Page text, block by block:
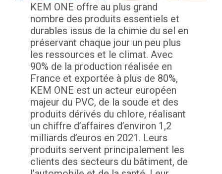
KEM ONE offre au plus grand
nombre des produits essentiels et
durables issus de la chimie du sel en
préservant chaque jour un peu plus
les ressources et le climat. Avec
90% de la production réalisée en
France et exportée à plus de 80%,
KEM ONE est un acteur européen
majeur du PVC, de la soude et des
produits dérivés du chlore, réalisant
un chiffre d’affaires d’environ 1,2
milliards d’euros en 2021. Leurs
produits servent principalement les
clients des secteurs du bâtiment, de